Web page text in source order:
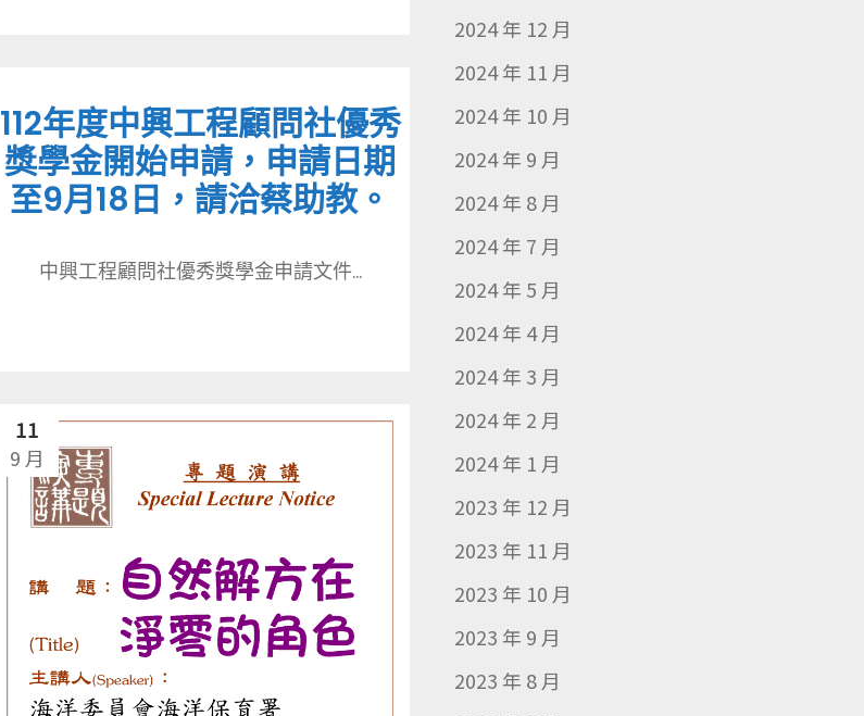
112年度中興工程顧問社優秀
獎學金開始申請，申請日期
至9月18日，請洽蔡助教。
中興工程顧問社優秀獎學金申請文件...
11
9 月
2024 年 12 月
2024 年 11 月
2024 年 10 月
2024 年 9 月
2024 年 8 月
2024 年 7 月
2024 年 5 月
2024 年 4 月
2024 年 3 月
2024 年 2 月
2024 年 1 月
2023 年 12 月
2023 年 11 月
2023 年 10 月
2023 年 9 月
2023 年 8 月